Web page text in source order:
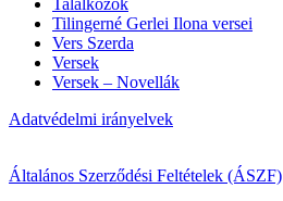
Tilingerné Gerlei Ilona versei
Vers Szerda
Versek
Versek – Novellák
Adatvédelmi irányelvek
Általános Szerződési Feltételek (ÁSZF)